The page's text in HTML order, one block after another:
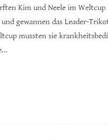
Kim und Neele im
gewannen das Leader-
mussten sie